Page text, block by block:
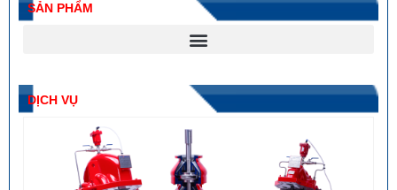
SẢN PHẨM
DỊCH VỤ